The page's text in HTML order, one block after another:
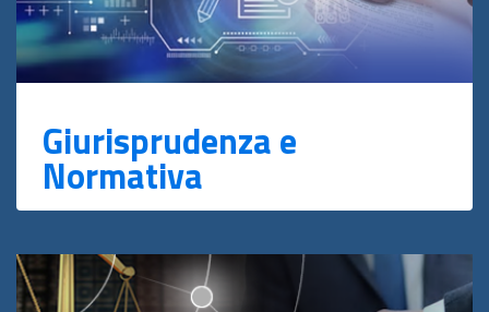
Giurisprudenza e
Normativa